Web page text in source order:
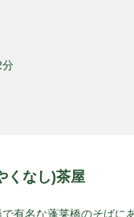
分
くなし)茶屋
有名な蓬莱橋のそばに